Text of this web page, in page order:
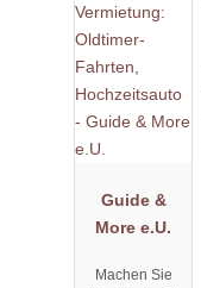
Guide &
More e.U.
Machen Sie